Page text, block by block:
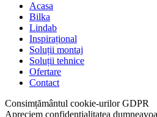
Acasa
Bilka
Lindab
Inspirațional
Soluții montaj
Soluții tehnice
Ofertare
Contact
Consimțământul cookie-urilor GDPR
Apreciem confidențialitatea